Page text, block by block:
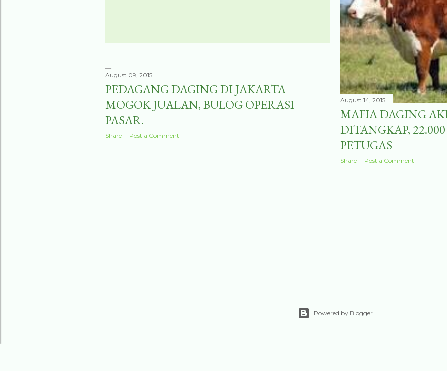
August 14, 2015
MAFIA DAGING
DITANGKAP,
PETUGAS
Share Post a Comment
August 09, 2015
PEDAGANG DAGING DI JAKARTA
MOGOK JUALAN, BULOG OPERASI
PASAR.
Share Post a Comment
Powered by Blogger